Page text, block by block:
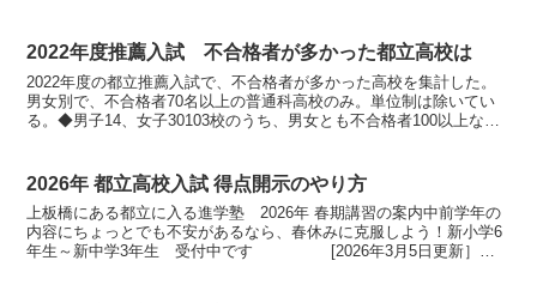
2022年度推薦入試 不合格者が多かった都立高校は
2022年度の都立推薦入試で、不合格者が多かった高校を集計した。
男女別で、不合格者70名以上の普通科高校のみ。単位制は除いてい
る。◆男子14、女子30103校のうち、男女とも不合格者100以上なの
2026年 都立高校入試 得点開示のやり方
上板橋にある都立に入る進学塾 2026年 春期講習の案内中前学年の
内容にちょっとでも不安があるなら、春休みに克服しよう！新小学6
年生～新中学3年生 受付中です [2026年3月5日更新］都